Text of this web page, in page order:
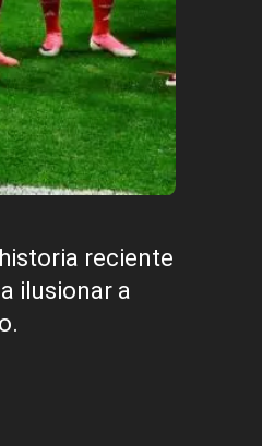
reciente
ilusionar a